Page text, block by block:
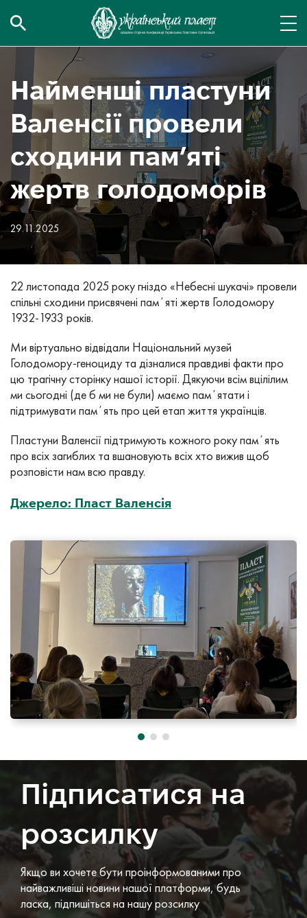
Найменші пластуни
Валенсії провели
сходини пам’яті
жертв голодоморів
29.11.2025
22 листопада 2025 року гніздо «Небесні шукачі» провели
спільні сходини присвячені памʼяті жертв Голодомору
1932-1933 років.
Ми віртуально відвідали Національний музей
Голодомору-геноциду та дізналися правдиві факти про
цю трагічну сторінку нашої історії. Дякуючи всім вцілілим
ми сьогодні (де б ми не були) маємо памʼятати і
підтримувати памʼять про цей етап життя українців.
Пластуни Валенсії підтримують кожного року памʼять
про всіх загиблих та вшановують всіх хто вижив щоб
розповісти нам всю правду.
Джерело: Пласт Валенсія
Підписатися на
розсилку
Якщо ви хочете бути проінформованими про
найважливіші новини нашої платформи, будь
ласка, підпишіться на нашу розсилку